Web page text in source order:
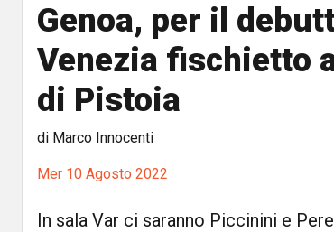
Genoa, per il
Venezia fischietto
di Pistoia
di Marco Innocenti
Mer 10 Agosto 2022
In sala Var ci saranno Piccinini e